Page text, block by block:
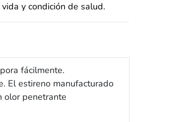
y condición de salud.
fácilmente.
El estireno manufacturado
olor penetrante